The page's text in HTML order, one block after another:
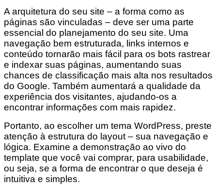
A arquitetura do seu site – a forma como as
páginas são vinculadas – deve ser uma parte
essencial do planejamento do seu site. Uma
navegação bem estruturada, links internos e
conteúdo tornarão mais fácil para os bots rastrear
e indexar suas páginas, aumentando suas
chances de classificação mais alta nos resultados
do Google. Também aumentará a qualidade da
experiência dos visitantes, ajudando-os a
encontrar informações com mais rapidez.
Portanto, ao escolher um tema WordPress, preste
atenção à estrutura do layout – sua navegação e
lógica. Examine a demonstração ao vivo do
template que você vai comprar, para usabilidade,
ou seja, se a forma de encontrar o que deseja é
intuitiva e simples.